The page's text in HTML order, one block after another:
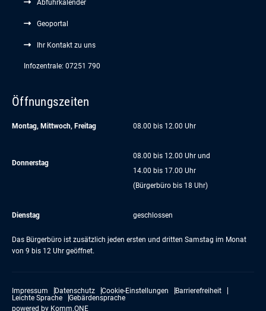
Abfuhrkalender
Geoportal
Ihr Kontakt zu uns
Infozentrale: 07251 790
Öffnungszeiten
Montag, Mittwoch, Freitag 08.00 bis 12.00 Uhr
Donnerstag
08.00 bis 12.00 Uhr und
14.00 bis 17.00 Uhr
(Bürgerbüro bis 18 Uhr)
Dienstag geschlossen
Das Bürgerbüro ist zusätzlich jeden ersten und dritten Samstag im Monat
von 9 bis 12 Uhr geöffnet.
Impressum Datenschutz Cookie-Einstellungen
Barrierefreiheit
Leichte Sprache
Gebärdensprache
powered by Komm.ONE